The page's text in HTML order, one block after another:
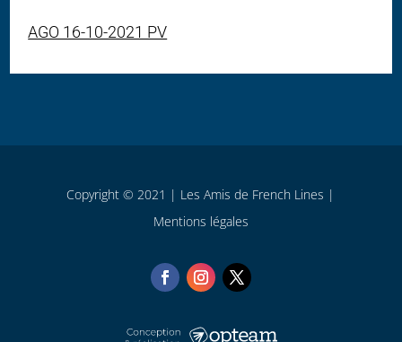
AGO 16-10-2021 PV
Copyright © 2021 | Les Amis de French Lines |
Mentions légales